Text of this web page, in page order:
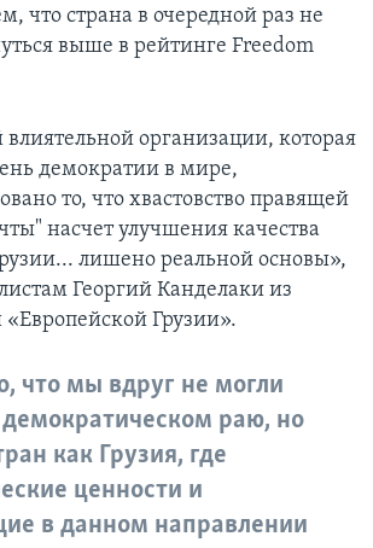
что страна в очередной раз не
выше в рейтинге Freedom
влиятельной организации, которая
демократии в мире,
то, что хвастовство правящей
насчет улучшения качества
лишено реальной основы»,
Георгий Канделаки из
Грузии».
что мы вдруг не могли
демократическом раю, но
как Грузия, где
ценности и
в данном направлении